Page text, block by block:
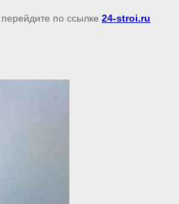
по ссылке 24-stroi.ru